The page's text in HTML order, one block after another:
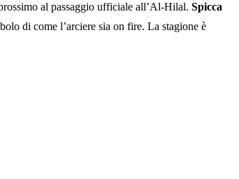
al passaggio ufficiale all’Al-Hilal. Spicca
di come l’arciere sia on fire. La stagione è